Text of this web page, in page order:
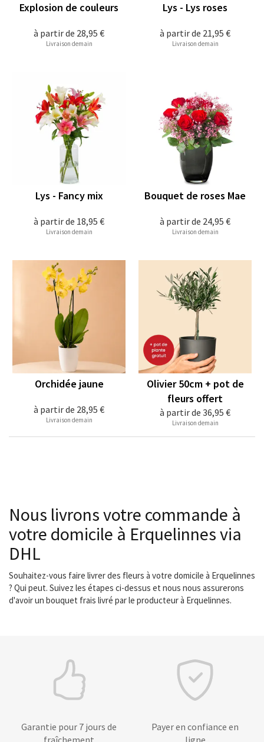
à partir de 28,95 €
Explosion de couleurs
Livraison demain
à partir de 21,95 €
Lys - Lys roses
Livraison demain
à partir de 18,95 €
Lys - Fancy mix
Livraison demain
à partir de 24,95 €
Bouquet de roses Mae
Livraison demain
à partir de 28,95 €
Orchidée jaune
Livraison demain
à partir de 36,95 €
Olivier 50cm + pot de
fleurs offert
Livraison demain
Nous livrons votre commande à
votre domicile à Erquelinnes via
DHL
Souhaitez-vous faire livrer des fleurs à votre domicile à Erquelinnes
? Qui peut. Suivez les étapes ci-dessus et nous nous assurerons
d'avoir un bouquet frais livré par le producteur à Erquelinnes.
Garantie pour 7 jours de
fraîchement
Payer en confiance en
ligne